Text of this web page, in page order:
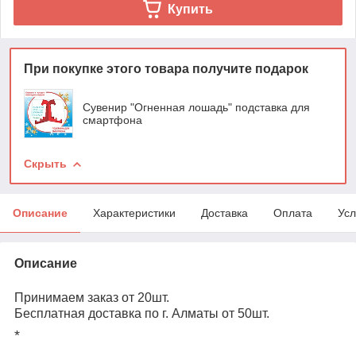
Купить
При покупке этого товара получите подарок
Сувенир "Огненная лошадь" подставка для
смартфона
Скрыть
Описание Характеристики Доставка Оплата
Описание
Принимаем заказ от 20шт.
Бесплатная доставка по г. Алматы от 50шт.
*